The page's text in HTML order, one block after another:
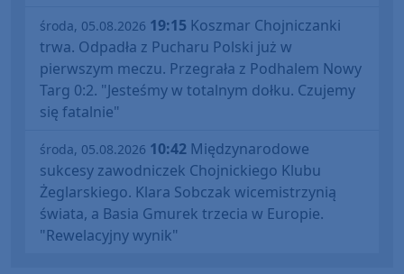
środa, 05.08.2026 19:15 Koszmar Chojniczanki
trwa. Odpadła z Pucharu Polski już w
pierwszym meczu. Przegrała z Podhalem Nowy
Targ 0:2. "Jesteśmy w totalnym dołku. Czujemy
się fatalnie"
środa, 05.08.2026 10:42 Międzynarodowe
sukcesy zawodniczek Chojnickiego Klubu
Żeglarskiego. Klara Sobczak wicemistrzynią
świata, a Basia Gmurek trzecia w Europie.
"Rewelacyjny wynik"